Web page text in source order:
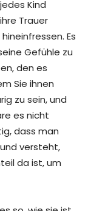
Kind
Trauer
Es
Gefühle zu
den es
Sie ihnen
zu sein, und
es nicht
dass man
versteht,
da ist, um